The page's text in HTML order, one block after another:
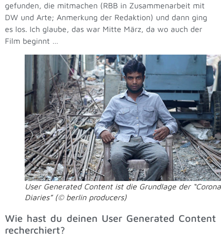
gefunden, die mitmachen (RBB in Zusammenarbeit mit
DW und Arte; Anmerkung der Redaktion) und dann ging
es los. Ich glaube, das war Mitte März, da wo auch der
Film beginnt …
User Generated Content ist die Grundlage der “Corona
Diaries” (© berlin producers)
Wie hast du deinen User Generated Content
recherchiert?